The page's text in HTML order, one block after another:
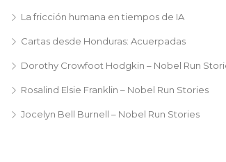
La fricción humana en tiempos de IA
Cartas desde Honduras: Acuerpadas
Dorothy Crowfoot Hodgkin – Nobel Run
Rosalind Elsie Franklin – Nobel Run Stories
Jocelyn Bell Burnell – Nobel Run Stories